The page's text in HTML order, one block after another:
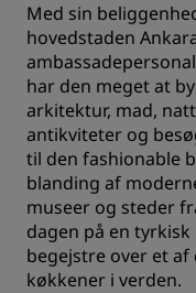
Med sin
hovedstaden
har den meget at
arkitektur, mad,
antikviteter og
til den fashionable
blanding af
museer og steder
dagen på en
begejstre over et
køkkener i verden.